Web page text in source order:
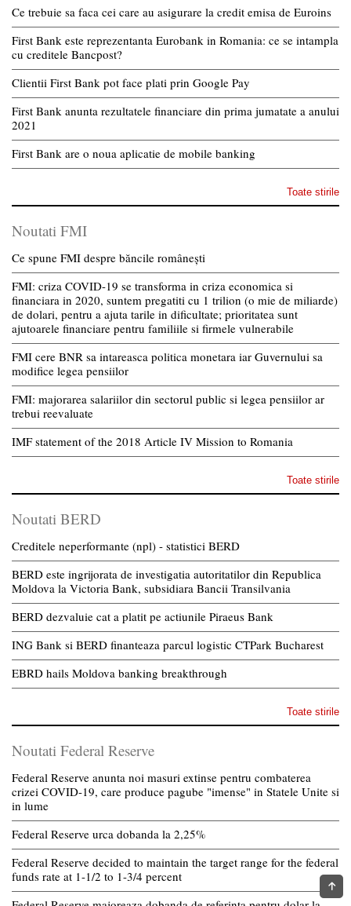
Ce trebuie sa faca cei care au asigurare la credit emisa de Euroins
First Bank este reprezentanta Eurobank in Romania: ce se intampla
cu creditele Bancpost?
Clientii First Bank pot face plati prin Google Pay
First Bank anunta rezultatele financiare din prima jumatate a anului
2021
First Bank are o noua aplicatie de mobile banking
Toate stirile
Noutati FMI
Ce spune FMI despre băncile românești
FMI: criza COVID-19 se transforma in criza economica si
financiara in 2020, suntem pregatiti cu 1 trilion (o mie de miliarde)
de dolari, pentru a ajuta tarile in dificultate; prioritatea sunt
ajutoarele financiare pentru familiile si firmele vulnerabile
FMI cere BNR sa intareasca politica monetara iar Guvernului sa
modifice legea pensiilor
FMI: majorarea salariilor din sectorul public si legea pensiilor ar
trebui reevaluate
IMF statement of the 2018 Article IV Mission to Romania
Toate stirile
Noutati BERD
Creditele neperformante (npl) - statistici BERD
BERD este ingrijorata de investigatia autoritatilor din Republica
Moldova la Victoria Bank, subsidiara Bancii Transilvania
BERD dezvaluie cat a platit pe actiunile Piraeus Bank
ING Bank si BERD finanteaza parcul logistic CTPark Bucharest
EBRD hails Moldova banking breakthrough
Toate stirile
Noutati Federal Reserve
Federal Reserve anunta noi masuri extinse pentru combaterea
crizei COVID-19, care produce pagube "imense" in Statele Unite si
in lume
Federal Reserve urca dobanda la 2,25%
Federal Reserve decided to maintain the target range for the federal
funds rate at 1-1/2 to 1-3/4 percent